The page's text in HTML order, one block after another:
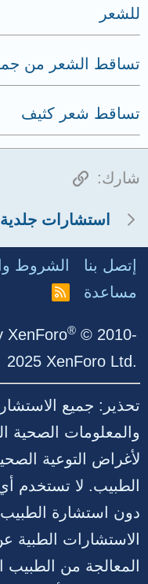
للشعر
تساقط الشعر من
تساقط شعر كثيف
شارك: الرابط
استشارات جلدية
إتصل بنا الشروط
مساعدة
R
XenForo® © 2010-
2025 XenForo Ltd.
تحذير: جميع
والمعلومات
لأغراض التوعية
الطبيب. لا تستخدم
دون استشارة
الاستشارات الطبية
المعالجة من الطبيب